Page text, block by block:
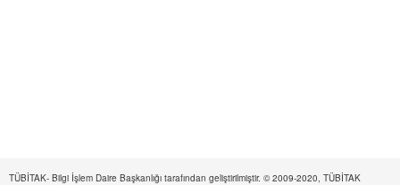
TÜBİTAK- Bilgi İşlem Daire Başkanlığı tarafından geliştirilmiştir. © 2009-2020, TÜBİTAK